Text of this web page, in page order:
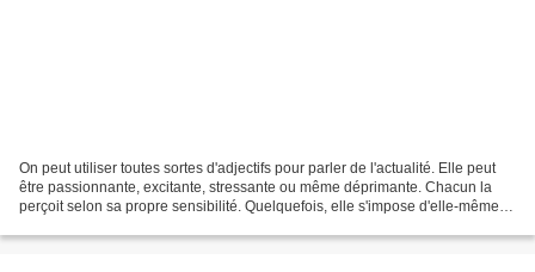
On peut utiliser toutes sortes d'adjectifs pour parler de l'actualité. Elle peut
être passionnante, excitante, stressante ou même déprimante. Chacun la
perçoit selon sa propre sensibilité. Quelquefois, elle s'impose d'elle-même.